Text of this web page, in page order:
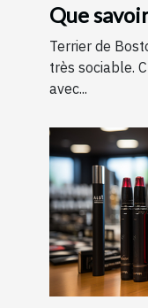
Que
Terrier de
très sociable.
avec...